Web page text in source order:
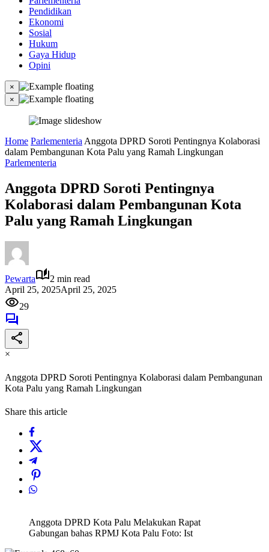
Pendidikan
Ekonomi
Sosial
Hukum
Gaya Hidup
Opini
×
×
Home Parlementeria Anggota DPRD Soroti Pentingnya Kolaborasi
dalam Pembangunan Kota Palu yang Ramah Lingkungan
Parlementeria
Anggota DPRD Soroti Pentingnya
Kolaborasi dalam Pembangunan Kota
Palu yang Ramah Lingkungan
Pewarta
2 min read
April 25, 2025April 25, 2025
29
×
Anggota DPRD Soroti Pentingnya Kolaborasi dalam Pembangunan
Kota Palu yang Ramah Lingkungan
Share this article
Anggota DPRD Kota Palu Melakukan Rapat
Gabungan bahas RPMJ Kota Palu Foto: Ist